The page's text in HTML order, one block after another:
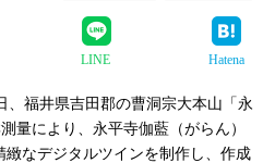
LINE Hatena
福井県吉田郡の曹洞宗大本山「永
量により、永平寺伽藍（がらん）
緻なデジタルツインを制作し、作成